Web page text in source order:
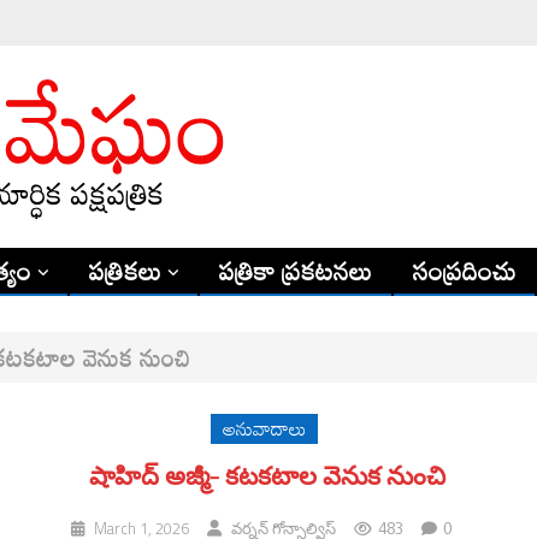
పత్రికలు పత్రికా ప్రకటనలు సంప్రదించు
వెనుక నుంచి
అనువాదాలు
షాహిద్ అజ్మీ- కటకటాల వెనుక నుంచి
March 1, 2026 వర్నన్ గోన్సాల్విస్ 483 0